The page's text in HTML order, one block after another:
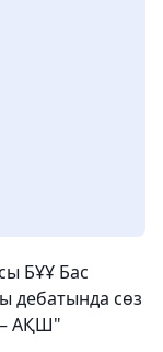
БҰҰ Бас
дебатында сөз
– АҚШ"